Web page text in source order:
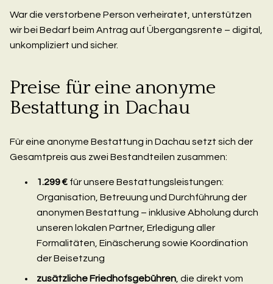
War die verstorbene Person verheiratet, unterstützen
wir bei Bedarf beim Antrag auf Übergangsrente – digital,
unkompliziert und sicher.
Preise für eine anonyme
Bestattung in Dachau
Für eine anonyme Bestattung in Dachau setzt sich der
Gesamtpreis aus zwei Bestandteilen zusammen:
1.299 € für unsere Bestattungs­leistungen:
Organisation, Betreuung und Durchführung der
anonymen Bestattung – inklusive Abholung durch
unseren lokalen Partner, Erledigung aller
Formalitäten, Einäscherung sowie Koordination
der Beisetzung
zusätzliche Friedhofsgebühren , die direkt vom